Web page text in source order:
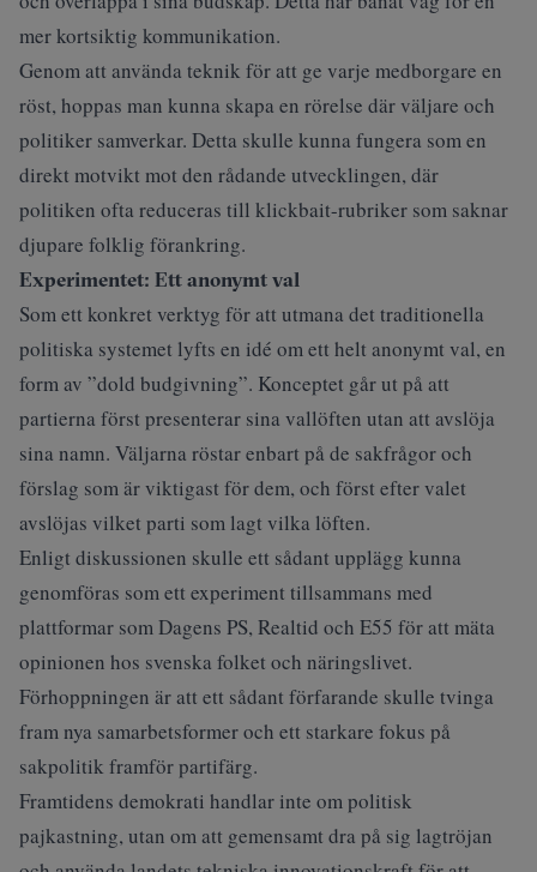
mer kortsiktig kommunikation.
Genom att använda teknik för att ge varje medborgare en
röst, hoppas man kunna skapa en rörelse där väljare och
politiker samverkar. Detta skulle kunna fungera som en
direkt motvikt mot den rådande utvecklingen, där
politiken ofta reduceras till klickbait-rubriker som saknar
djupare folklig förankring.
Experimentet: Ett anonymt val
Som ett konkret verktyg för att utmana det traditionella
politiska systemet lyfts en idé om ett helt anonymt val, en
form av ”dold budgivning”. Konceptet går ut på att
partierna först presenterar sina vallöften utan att avslöja
sina namn. Väljarna röstar enbart på de sakfrågor och
förslag som är viktigast för dem, och först efter valet
avslöjas vilket parti som lagt vilka löften.
Enligt diskussionen skulle ett sådant upplägg kunna
genomföras som ett experiment tillsammans med
plattformar som Dagens PS, Realtid och E55 för att mäta
opinionen hos svenska folket och näringslivet.
Förhoppningen är att ett sådant förfarande skulle tvinga
fram nya samarbetsformer och ett starkare fokus på
sakpolitik framför partifärg.
Framtidens demokrati handlar inte om politisk
pajkastning, utan om att gemensamt dra på sig lagtröjan